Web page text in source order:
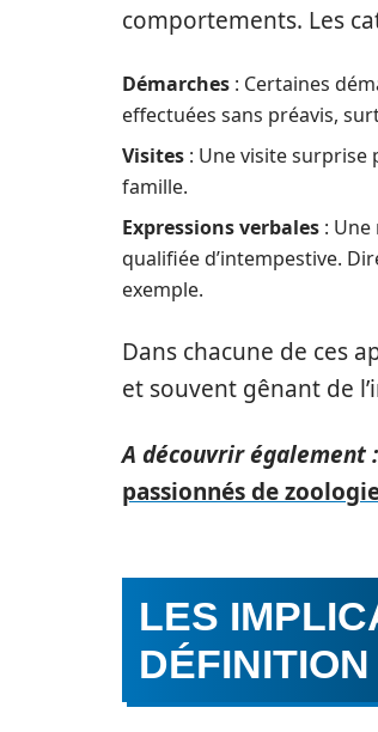
comportements. Les
Démarches : Certaines
effectuées sans préavis,
Visites : Une visite surprise
famille.
Expressions verbales :
qualifiée d’intempestive.
exemple.
Dans chacune de ces
et souvent gênant de
A découvrir également :
passionnés de
LES